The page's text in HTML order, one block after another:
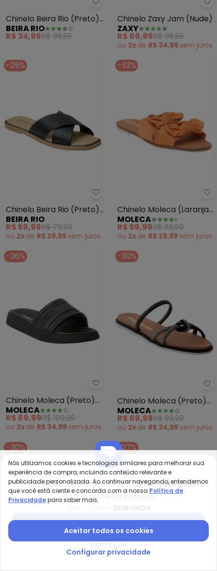
Beira Rio - Chinelo Beira Rio
Chinelo Beira Rio (Preto)
em Pvc
BEIRA RIO
R$ 34,99R$ 39,99
Chinelo Zaxy Jam (Nude)
ZAXY
R$ 69,99R$ 99,99
ou 2x de R$ 34,99 sem juros
-25%
Beira Rio - Chinelo Beira Rio
Chinelo Beira Rio (Preto)
em Sintético
BEIRA RIO
R$ 59,99R$ 79,99
ou 2x de R$ 29,99 sem juros
-33%
Chinelo Moleca (Laranja)
em Camurça
MOLECA
R$ 59,99R$ 89,99
ou 2x de R$ 29,99 sem juros
-36%
Moleca - Chinelo Moleca
Chinelo Moleca (Preto)
em Sintético
MOLECA
R$ 69,99R$ 109,99
ou 2x de R$ 34,99 sem juros
-30%
Chinelo Moleca (Preto)
em Sintético
MOLECA
R$ 69,99R$ 99,99
ou 2x de R$ 34,99 sem juros
-30% -27%
Compre pelo app e ganhe12% OFF + frete grátis
na sua primeira compra
Nós utilizamos cookies e tecnologias similares para melhorar sua
experiência de compra, incluindo conteúdo relevante e
publicidade personalizada. Ao continuar navegando, entendemos
que você está ciente e concorda com a nossa Política de
Privacidadepara saber mais.
Aceitar todos os cookies
Configurar privacidade